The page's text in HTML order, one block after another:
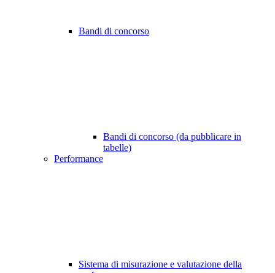
Bandi di concorso
Bandi di concorso (da pubblicare in
tabelle)
Performance
Sistema di misurazione e valutazione della